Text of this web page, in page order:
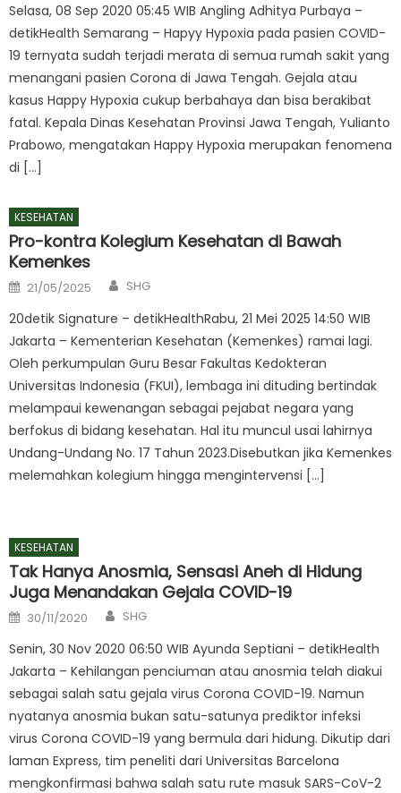
Selasa, 08 Sep 2020 05:45 WIB Angling Adhitya Purbaya –
detikHealth Semarang – Hapyy Hypoxia pada pasien COVID-
19 ternyata sudah terjadi merata di semua rumah sakit yang
menangani pasien Corona di Jawa Tengah. Gejala atau
kasus Happy Hypoxia cukup berbahaya dan bisa berakibat
fatal. Kepala Dinas Kesehatan Provinsi Jawa Tengah, Yulianto
Prabowo, mengatakan Happy Hypoxia merupakan fenomena
di […]
KESEHATAN
Pro-kontra Kolegium Kesehatan di Bawah
Kemenkes
Posted
on
21/05/2025 Author
SHG
20detik Signature – detikHealthRabu, 21 Mei 2025 14:50 WIB
Jakarta – Kementerian Kesehatan (Kemenkes) ramai lagi.
Oleh perkumpulan Guru Besar Fakultas Kedokteran
Universitas Indonesia (FKUI), lembaga ini dituding bertindak
melampaui kewenangan sebagai pejabat negara yang
berfokus di bidang kesehatan. Hal itu muncul usai lahirnya
Undang-Undang No. 17 Tahun 2023.Disebutkan jika Kemenkes
melemahkan kolegium hingga mengintervensi […]
KESEHATAN
Tak Hanya Anosmia, Sensasi Aneh di Hidung
Juga Menandakan Gejala COVID-19
Posted
on
30/11/2020 Author
SHG
Senin, 30 Nov 2020 06:50 WIB Ayunda Septiani – detikHealth
Jakarta – Kehilangan penciuman atau anosmia telah diakui
sebagai salah satu gejala virus Corona COVID-19. Namun
nyatanya anosmia bukan satu-satunya prediktor infeksi
virus Corona COVID-19 yang bermula dari hidung. Dikutip dari
laman Express, tim peneliti dari Universitas Barcelona
mengkonfirmasi bahwa salah satu rute masuk SARS-CoV-2